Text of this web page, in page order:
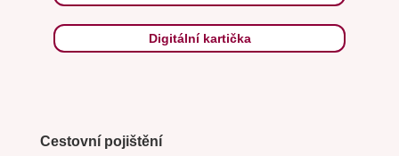
Digitální kartička
Cestovní pojištění